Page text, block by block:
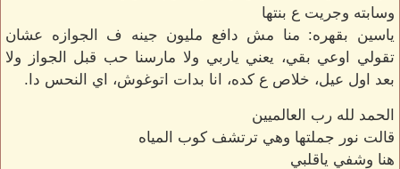
وسابته وجريت ع بنتها
ياسين بقهره: منا مش دافع مليون جينه ف الجوازه عشان
تقولي اوعي بقي، يعني ياربي ولا مارسنا حب قبل الجواز ولا
بعد اول عيل، خلاص ع كده، انا بدات اتوغوش، اي النحس دا.
الحمد لله رب العالميين
قالت نور جملتها وهي ترتشف كوب المياه
هنا وشفي ياقلبي